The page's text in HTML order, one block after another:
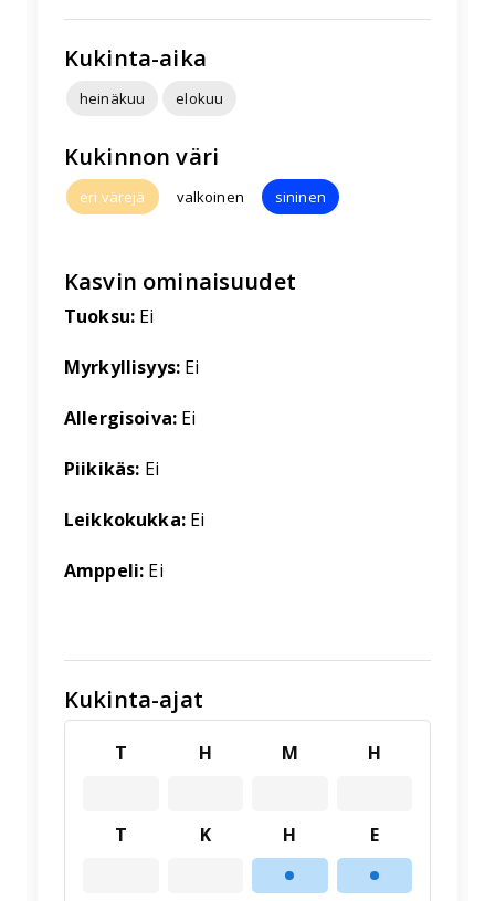
Kukinta-aika
heinäkuu elokuu
Kukinnon väri
eri värejä valkoinen sininen
Kasvin ominaisuudet
Tuoksu: Ei
Myrkyllisyys: Ei
Allergisoiva: Ei
Piikikäs: Ei
Leikkokukka: Ei
Amppeli: Ei
Kukinta-ajat
T H M H
T K H E